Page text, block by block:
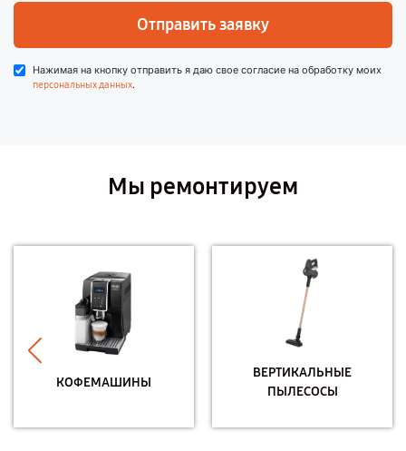
Отправить заявку
Нажимая на кнопку отправить я даю свое согласие на обработку моих
персональных данных.
Мы ремонтируем
КОФЕМАШИНЫ
ВЕРТИКАЛЬНЫЕ
ПЫЛЕСОСЫ